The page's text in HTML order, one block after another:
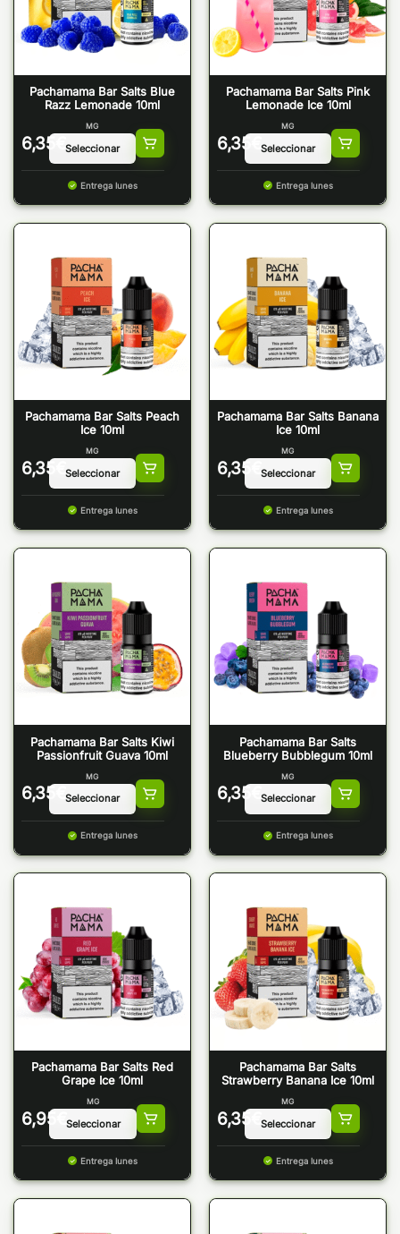
Pachamama Bar Salts Blue
Razz Lemonade 10ml
6,35 €
MG
Entrega lunes
Pachamama Bar Salts Pink
Lemonade Ice 10ml
6,35 €
MG
Entrega lunes
Pachamama Bar Salts Peach
Ice 10ml
6,35 €
MG
Entrega lunes
Pachamama Bar Salts Banana
Ice 10ml
6,35 €
MG
Entrega lunes
Pachamama Bar Salts Kiwi
Passionfruit Guava 10ml
6,35 €
MG
Entrega lunes
Pachamama Bar Salts
Blueberry Bubblegum 10ml
6,35 €
MG
Entrega lunes
Pachamama Bar Salts Red
Grape Ice 10ml
6,95 €
MG
Entrega lunes
Pachamama Bar Salts
Strawberry Banana Ice 10ml
6,35 €
MG
Entrega lunes